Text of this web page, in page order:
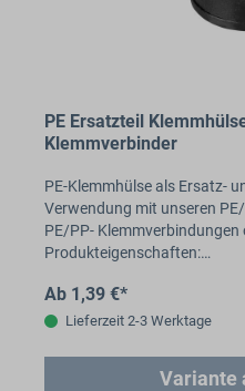
PE Ersatzteil
Klemmverbinder
PE-Klemmhülse als Ersatz-
Verwendung mit unseren
PE/PP-
Produkteigenschaften:…
Ab 1,39 €*
Lieferzeit 2-3 Werktage
Variante